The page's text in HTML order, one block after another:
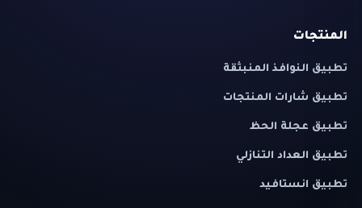
المنتجات
تطبيق النوافذ المنبثقة
تطبيق شارات المنتجات
تطبيق عجلة الحظ
تطبيق العداد التنازلي
تطبيق انستافيد